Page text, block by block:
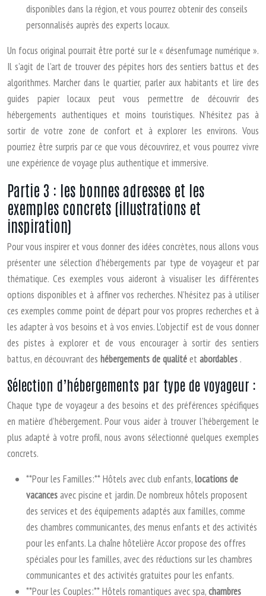
disponibles dans la région, et vous pourrez obtenir des conseils
personnalisés auprès des experts locaux.
Un focus original pourrait être porté sur le « désenfumage numérique ».
Il s’agit de l’art de trouver des pépites hors des sentiers battus et des
algorithmes. Marcher dans le quartier, parler aux habitants et lire des
guides papier locaux peut vous permettre de découvrir des
hébergements authentiques et moins touristiques. N’hésitez pas à
sortir de votre zone de confort et à explorer les environs. Vous
pourriez être surpris par ce que vous découvrirez, et vous pourrez vivre
une expérience de voyage plus authentique et immersive.
Partie 3 : les bonnes adresses et les
exemples concrets (illustrations et
inspiration)
Pour vous inspirer et vous donner des idées concrètes, nous allons vous
présenter une sélection d’hébergements par type de voyageur et par
thématique. Ces exemples vous aideront à visualiser les différentes
options disponibles et à affiner vos recherches. N’hésitez pas à utiliser
ces exemples comme point de départ pour vos propres recherches et à
les adapter à vos besoins et à vos envies. L’objectif est de vous donner
des pistes à explorer et de vous encourager à sortir des sentiers
battus, en découvrant des hébergements de qualitéet abordables .
Sélection d’hébergements par type de voyageur :
Chaque type de voyageur a des besoins et des préférences spécifiques
en matière d’hébergement. Pour vous aider à trouver l’hébergement le
plus adapté à votre profil, nous avons sélectionné quelques exemples
concrets.
**Pour les Familles:** Hôtels avec club enfants,locations de
vacancesavec piscine et jardin. De nombreux hôtels proposent
des services et des équipements adaptés aux familles, comme
des chambres communicantes, des menus enfants et des activités
pour les enfants. La chaîne hôtelière Accor propose des offres
spéciales pour les familles, avec des réductions sur les chambres
communicantes et des activités gratuites pour les enfants.
**Pour les Couples:** Hôtels romantiques avec spa,chambres